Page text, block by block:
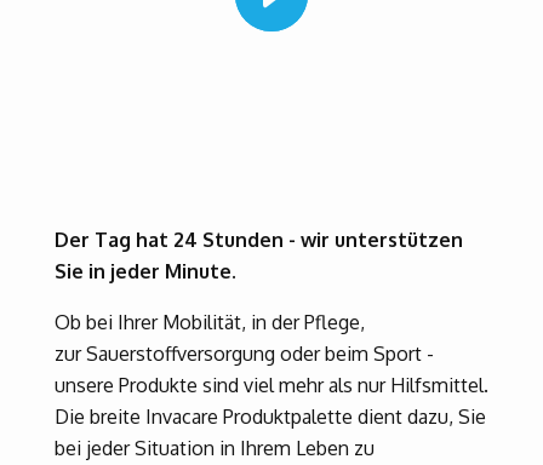
Der Tag hat 24 Stunden - wir unterstützen
Sie in jeder Minute.
Ob bei Ihrer Mobilität, in der Pflege,
zur Sauerstoffversorgung oder beim Sport -
unsere Produkte sind viel mehr als nur Hilfsmittel.
Die breite Invacare Produktpalette dient dazu, Sie
bei jeder Situation in Ihrem Leben zu